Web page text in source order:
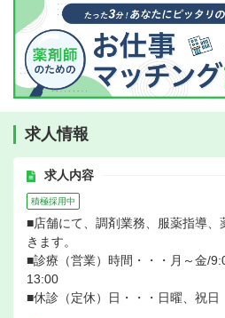
求人情報
求人内容
積極採用中
■店舗にて、調剤業務、服薬指導
きます。
■診療（営業）時間・・・月～金/
13:00
■休診（定休）日・・・日曜、祝日